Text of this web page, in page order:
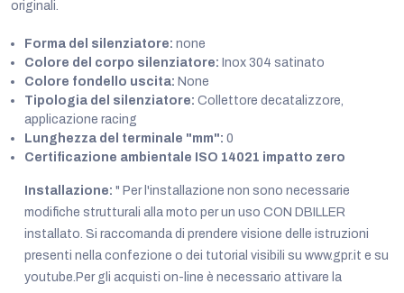
originali.
Forma del silenziatore: none
Colore del corpo silenziatore: Inox 304 satinato
Colore fondello uscita: None
Tipologia del silenziatore: Collettore decatalizzore,
applicazione racing
Lunghezza del terminale "mm": 0
Certificazione ambientale ISO 14021 impatto zero
Installazione: " Per l'installazione non sono necessarie
modifiche strutturali alla moto per un uso CON DBILLER
installato. Si raccomanda di prendere visione delle istruzioni
presenti nella confezione o dei tutorial visibili su www.gpr.it e su
youtube.Per gli acquisti on-line è necessario attivare la